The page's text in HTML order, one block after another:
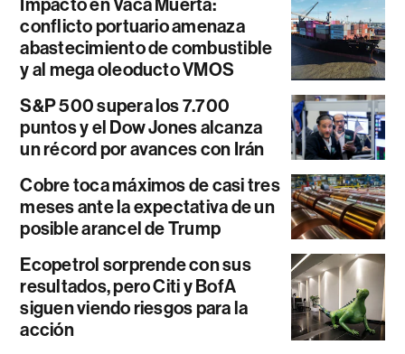
Impacto en Vaca Muerta:
conflicto portuario amenaza
abastecimiento de combustible
y al mega oleoducto VMOS
S&P 500 supera los 7.700
puntos y el Dow Jones alcanza
un récord por avances con Irán
Cobre toca máximos de casi tres
meses ante la expectativa de un
posible arancel de Trump
Ecopetrol sorprende con sus
resultados, pero Citi y BofA
siguen viendo riesgos para la
acción